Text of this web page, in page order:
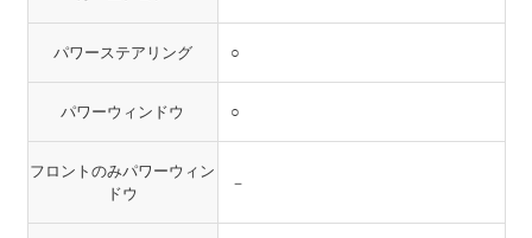
パワーステアリング ○
パワーウィンドウ ○
フロントのみパワーウィン
ドウ
－